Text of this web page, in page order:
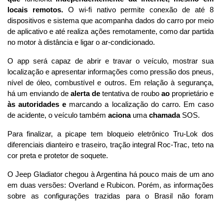
locais remotos. O wi-fi nativo permite conexão de até 8
dispositivos e sistema que acompanha dados do carro por meio
de aplicativo e até realiza ações remotamente, como dar partida
no motor à distância e ligar o ar-condicionado.
O app será capaz de abrir e travar o veículo, mostrar sua
localização e apresentar informações como pressão dos pneus,
nível de óleo, combustível e outros. Em relação à segurança,
há um enviando de alerta de tentativa de roubo ao
às autoridades e marcando a localização do carro. Em caso
de acidente, o veículo também aciona uma chamada SOS.
Para finalizar, a picape tem bloqueio eletrônico Tru-Lok dos
diferenciais dianteiro e traseiro, tração integral Roc-Trac, teto na
cor preta e protetor de soquete.
O Jeep Gladiator chegou à Argentina há pouco mais de um ano
em duas versões: Overland e Rubicon. Porém, as informações
sobre as configurações trazidas para o Brasil não foram